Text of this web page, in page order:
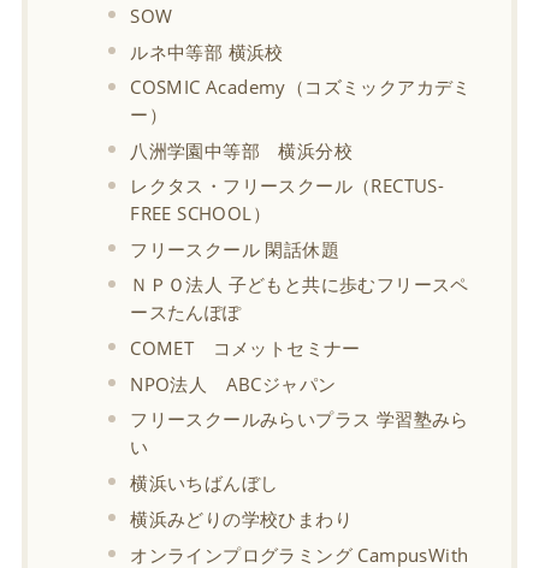
SOW
ルネ中等部 横浜校
COSMIC Academy（コズミックアカデミ
ー）
八洲学園中等部 横浜分校
レクタス・フリースクール（RECTUS-
FREE SCHOOL）
フリースクール 閑話休題
ＮＰＯ法人 子どもと共に歩むフリースペ
ースたんぽぽ
COMET コメットセミナー
NPO法人 ABCジャパン
フリースクールみらいプラス 学習塾みら
い
横浜いちばんぼし
横浜みどりの学校ひまわり
オンラインプログラミング CampusWith